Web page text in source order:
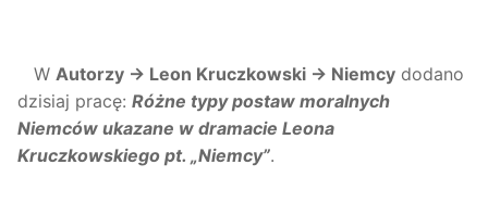
W Autorzy → Leon Kruczkowski → Niemcy dodano
dzisiaj pracę: Różne typy postaw moralnych
Niemców ukazane w dramacie Leona
Kruczkowskiego pt. „Niemcy”.